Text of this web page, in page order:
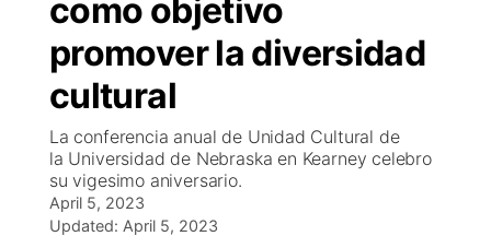
EEUU
Tiroteos
México
Internacional
Conflicto Rusia Ucrania
Deportes
Reglas de Concursos
Tu Canal
Programcion
Veo Telemundo
El Tiempo
Cancelaciones
Contacto
como objetivo
promover la diversidad
cultural
La conferencia anual de Unidad Cultural de
la Universidad de Nebraska en Kearney celebro
su vigesimo aniversario.
April 5, 2023
Updated: April 5, 2023